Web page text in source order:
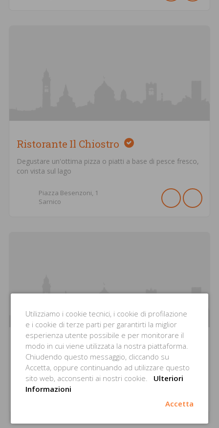
Ristorante Il Chiostro
Degustare un'ottima pizza o piatti a base di pesce fresco,
con vista sul lago
Piazza Besenzoni, 1
Sarnico
Ristorante La Conchiglia
L'essenza del mare
Via Del Commercio,
Utilizziamo i cookie tecnici, i cookie di profilazione
e i cookie di terze parti per garantirti la miglior
esperienza utente possibile e per monitorare il
modo in cui viene utilizzata la nostra piattaforma.
Chiudendo questo messaggio, cliccando su
Accetta, oppure continuando ad utilizzare questo
sito web, acconsenti ai nostri cookie.
Ulteriori
Informazioni
Accetta